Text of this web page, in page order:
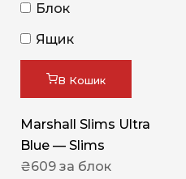
Блок
Ящик
В Кошик
Marshall Slims Ultra
Blue — Slims
₴609 за блок